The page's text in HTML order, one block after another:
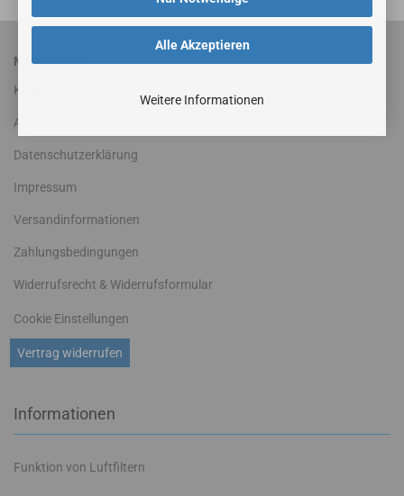
Alle Akzeptieren
Weitere Informationen
MEHR ÜBER...
Kontakt
AGB
Datenschutzerklärung
Impressum
Versandinformationen
Zahlungsbedingungen
Widerrufsrecht & Widerrufsformular
Vertrag widerrufen
Cookie Einstellungen
Informationen
Funktion von Luftfiltern